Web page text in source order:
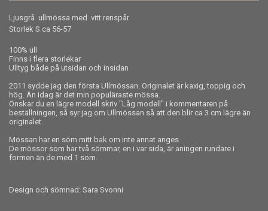
Ljusgrå ullmössa med vitt renspår
Storlek S ca 56-57
100% ull
Finns i flera storlekar
Ulltyg både på utsidan och insidan
2011 sydde jag den första Ullmössan. Originalet är kaxig, toppig och
hög. Än idag är det min populäraste mössa.
Önskar du en lägre modell skriv "Låg modell" i kommentaren på
beställningen, så syr jag om Ullmössan så att den blir ca 3 cm lägre än
originalet.
Mössan har en söm mitt bak om inte annat anges
De mössor som har två sömmar, en i var sida, är aningen rundare i
formen än de med 1 söm.
Design och sömnad: Sara Svonni